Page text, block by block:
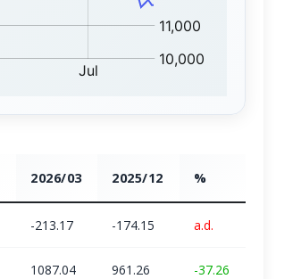
2026/03 2025/12 %
-213.17 -174.15 a.d.
1087.04 961.26 -37.26